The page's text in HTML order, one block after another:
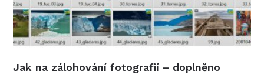
Jak na zálohování fotografií – doplněno